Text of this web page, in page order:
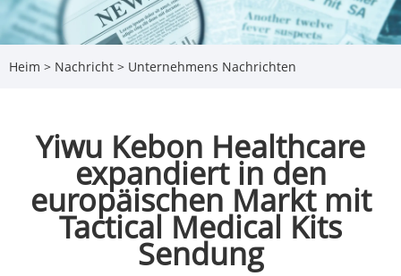
Heim > Nachricht > Unternehmens Nachrichten
Yiwu Kebon Healthcare
expandiert in den
europäischen Markt mit
Tactical Medical Kits
Sendung